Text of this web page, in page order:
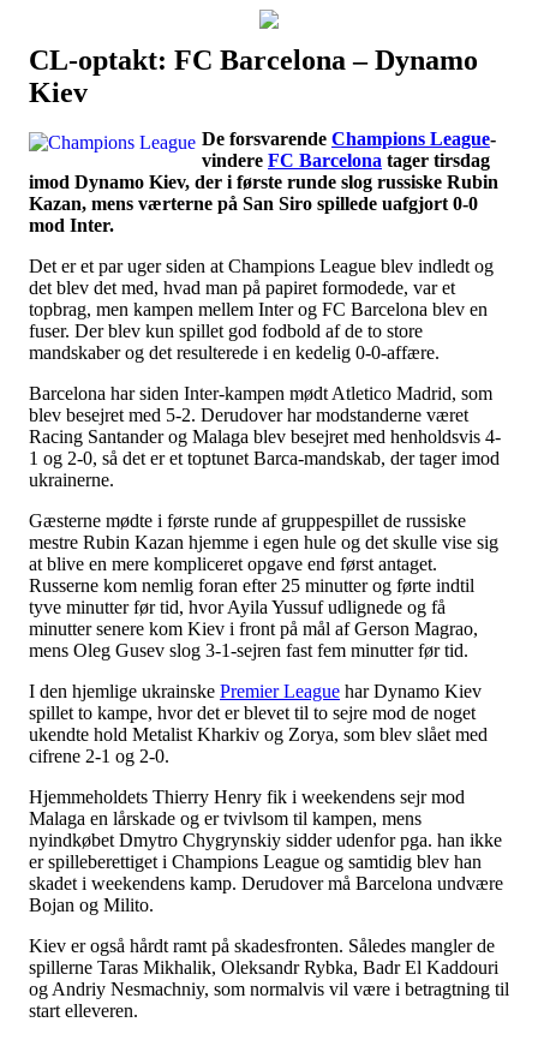
Наши партнеры
CL-optakt: FC Barcelona – Dynamo
Kiev
De forsvarende Champions League-
vindere FC Barcelona tager tirsdag
imod Dynamo Kiev, der i første runde slog russiske Rubin
Kazan, mens værterne på San Siro spillede uafgjort 0-0
mod Inter.
Det er et par uger siden at Champions League blev indledt og
det blev det med, hvad man på papiret formodede, var et
topbrag, men kampen mellem Inter og FC Barcelona blev en
fuser. Der blev kun spillet god fodbold af de to store
mandskaber og det resulterede i en kedelig 0-0-affære.
Barcelona har siden Inter-kampen mødt Atletico Madrid, som
blev besejret med 5-2. Derudover har modstanderne været
Racing Santander og Malaga blev besejret med henholdsvis 4-
1 og 2-0, så det er et toptunet Barca-mandskab, der tager imod
ukrainerne.
Gæsterne mødte i første runde af gruppespillet de russiske
mestre Rubin Kazan hjemme i egen hule og det skulle vise sig
at blive en mere kompliceret opgave end først antaget.
Russerne kom nemlig foran efter 25 minutter og førte indtil
tyve minutter før tid, hvor Ayila Yussuf udlignede og få
minutter senere kom Kiev i front på mål af Gerson Magrao,
mens Oleg Gusev slog 3-1-sejren fast fem minutter før tid.
I den hjemlige ukrainske Premier League har Dynamo Kiev
spillet to kampe, hvor det er blevet til to sejre mod de noget
ukendte hold Metalist Kharkiv og Zorya, som blev slået med
cifrene 2-1 og 2-0.
Hjemmeholdets Thierry Henry fik i weekendens sejr mod
Malaga en lårskade og er tvivlsom til kampen, mens
nyindkøbet Dmytro Chygrynskiy sidder udenfor pga. han ikke
er spilleberettiget i Champions League og samtidig blev han
skadet i weekendens kamp. Derudover må Barcelona undvære
Bojan og Milito.
Kiev er også hårdt ramt på skadesfronten. Således mangler de
spillerne Taras Mikhalik, Oleksandr Rybka, Badr El Kaddouri
og Andriy Nesmachniy, som normalvis vil være i betragtning til
start elleveren.